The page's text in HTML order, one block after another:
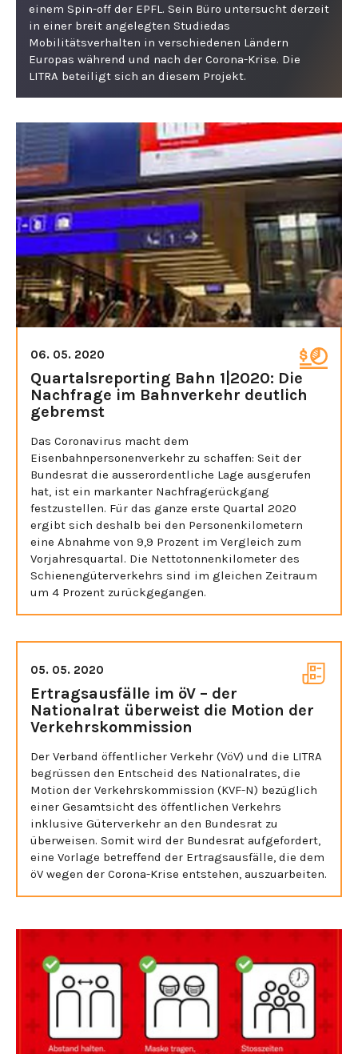
einem Spin-off der EPFL. Sein Büro untersucht derzeit
in einer breit angelegten Studiedas
Mobilitätsverhalten in verschiedenen Ländern
Europas während und nach der Corona-Krise. Die
LITRA beteiligt sich an diesem Projekt.
06. 05. 2020
Quartalsreporting Bahn 1|2020: Die
Nachfrage im Bahnverkehr deutlich
gebremst
Das Coronavirus macht dem
Eisenbahnpersonenverkehr zu schaffen: Seit der
Bundesrat die ausserordentliche Lage ausgerufen
hat, ist ein markanter Nachfragerückgang
festzustellen. Für das ganze erste Quartal 2020
ergibt sich deshalb bei den Personenkilometern
eine Abnahme von 9,9 Prozent im Vergleich zum
Vorjahresquartal. Die Nettotonnenkilometer des
Schienengüterverkehrs sind im gleichen Zeitraum
um 4 Prozent zurückgegangen.
05. 05. 2020
Ertragsausfälle im öV – der
Nationalrat überweist die Motion der
Verkehrskommission
Der Verband öffentlicher Verkehr (VöV) und die LITRA
begrüssen den Entscheid des Nationalrates, die
Motion der Verkehrskommission (KVF-N) bezüglich
einer Gesamtsicht des öffentlichen Verkehrs
inklusive Güterverkehr an den Bundesrat zu
überweisen. Somit wird der Bundesrat aufgefordert,
eine Vorlage betreffend der Ertragsausfälle, die dem
öV wegen der Corona-Krise entstehen, auszuarbeiten.